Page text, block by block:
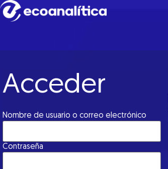
Acceder
Nombre de usuario o correo electrónico
Contraseña